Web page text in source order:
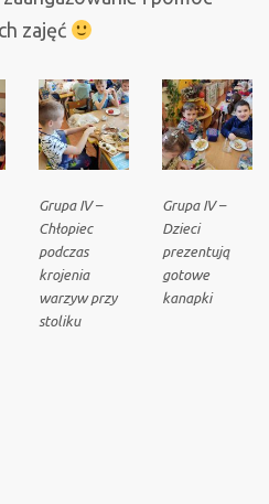
zajęć
Grupa IV –
Chłopiec
podczas
krojenia
warzyw przy
stoliku
Grupa IV –
Dzieci
prezentują
gotowe
kanapki